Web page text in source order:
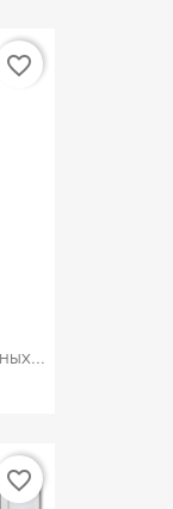
favorite_border
favorite_border